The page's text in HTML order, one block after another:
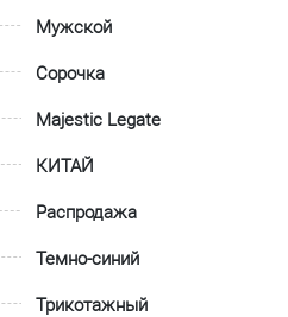
Мужской
Сорочка
Majestic Legate
КИТАЙ
Распродажа
Темно-синий
Трикотажный